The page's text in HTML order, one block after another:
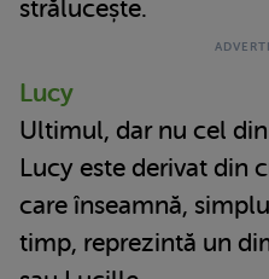
strălucește.
Lucy
Ultimul, dar nu cel
Lucy este derivat din
care înseamnă,
timp, reprezintă un